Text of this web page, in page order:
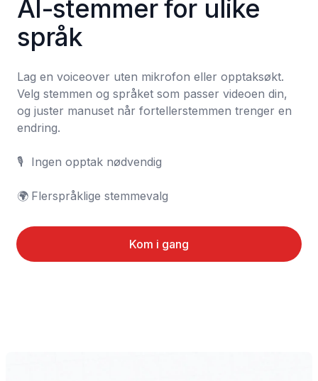
AI-stemmer for ulike
språk
Lag en voiceover uten mikrofon eller opptaksøkt.
Velg stemmen og språket som passer videoen din,
og juster manuset når fortellerstemmen trenger en
endring.
🎙️	Ingen opptak nødvendig
🌍	Flerspråklige stemmevalg
Kom i gang